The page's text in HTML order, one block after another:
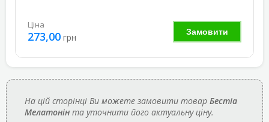
Замовити
Ціна
273,00 грн
На цій сторінці Ви можете замовити товар Бестіа
Мелатонін та уточнити його актуальну ціну.